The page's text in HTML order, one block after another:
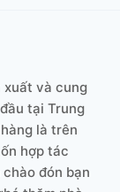
xuất và cung
tại Trung
là trên
hợp tác
đón bạn